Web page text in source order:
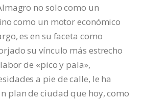
no solo como un
como un motor económico
es en su faceta como
su vínculo más estrecho
de «pico y pala»,
a pie de calle, le ha
plan de ciudad que hoy, como